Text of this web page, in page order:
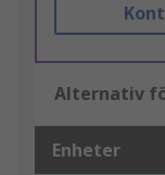
Alternativ
Enheter